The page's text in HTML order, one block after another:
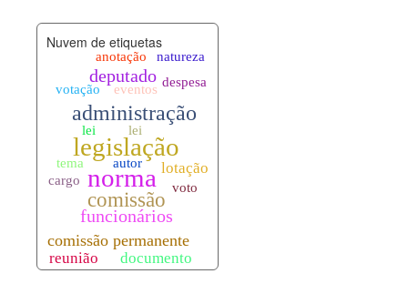
legislacao_norma_anotacoes.xml
Nuvem de etiquetas